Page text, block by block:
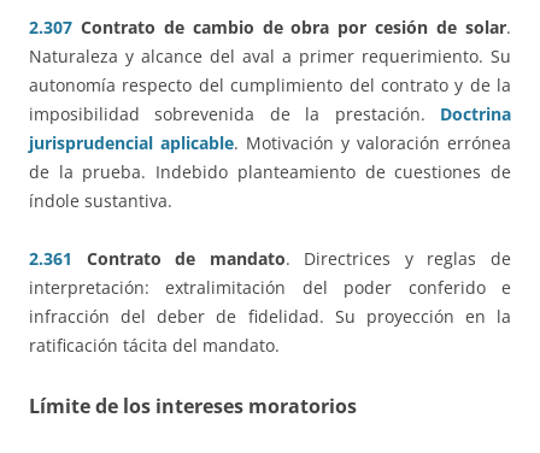
2.307 Contrato de cambio de obra por cesión de solar.
Naturaleza y alcance del aval a primer requerimiento. Su
autonomía respecto del cumplimiento del contrato y de la
imposibilidad sobrevenida de la prestación. Doctrina
jurisprudencial aplicable. Motivación y valoración errónea
de la prueba. Indebido planteamiento de cuestiones de
índole sustantiva.
2.361 Contrato de mandato. Directrices y reglas de
interpretación: extralimitación del poder conferido e
infracción del deber de fidelidad. Su proyección en la
ratificación tácita del mandato.
Límite de los intereses moratorios